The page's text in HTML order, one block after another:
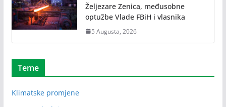
Željezare Zenica, međusobne
optužbe Vlade FBiH i vlasnika
5 Augusta, 2026
Teme
Klimatske promjene